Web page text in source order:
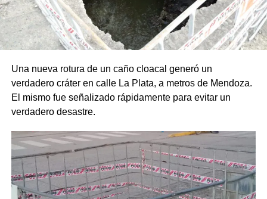
Una nueva rotura de un caño cloacal generó un
verdadero cráter en calle La Plata, a metros de Mendoza.
El mismo fue señalizado rápidamente para evitar un
verdadero desastre.